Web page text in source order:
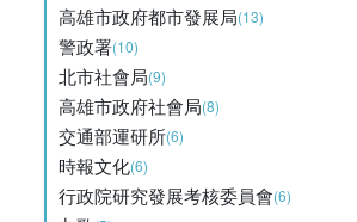
高雄市政府都市發展局(13)
警政署(10)
北市社會局(9)
高雄市政府社會局(8)
交通部運研所(6)
時報文化(6)
行政院研究發展考核委員會(6)